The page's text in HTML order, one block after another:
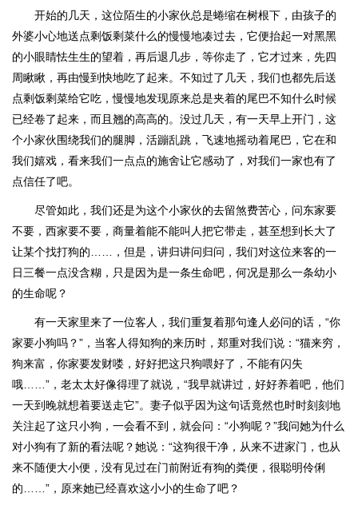
开始的几天，这位陌生的小家伙总是蜷缩在树根下，由孩子的
外婆小心地送点剩饭剩菜什么的慢慢地凑过去，它便抬起一对黑黑
的小眼睛怯生生的望着，再后退几步，等你走了，它才过来，先四
周瞅瞅，再由慢到快地吃了起来。不知过了几天，我们也都先后送
点剩饭剩菜给它吃，慢慢地发现原来总是夹着的尾巴不知什么时候
已经卷了起来，而且翘的高高的。没过几天，有一天早上开门，这
个小家伙围绕我们的腿脚，活蹦乱跳，飞速地摇动着尾巴，它在和
我们嬉戏，看来我们一点点的施舍让它感动了，对我们一家也有了
点信任了吧。
尽管如此，我们还是为这个小家伙的去留煞费苦心，问东家要
不要，西家要不要，商量着能不能叫人把它带走，甚至想到长大了
让某个找打狗的……，但是，讲归讲问归问，我们对这位来客的一
日三餐一点没含糊，只是因为是一条生命吧，何况是那么一条幼小
的生命呢？
有一天家里来了一位客人，我们重复着那句逢人必问的话，“你
家要小狗吗？”，当客人得知狗的来历时，郑重对我们说：“猫来穷，
狗来富，你家要发财喽，好好把这只狗喂好了，不能有闪失
哦……”，老太太好像得理了就说，“我早就讲过，好好养着吧，他们
一天到晚就想着要送走它”。妻子似乎因为这句话竟然也时时刻刻地
关注起了这只小狗，一会看不到，就会问：“小狗呢？”我问她为什么
对小狗有了新的看法呢？她说：“这狗很干净，从来不进家门，也从
来不随便大小便，没有见过在门前附近有狗的粪便，很聪明伶俐
的……”，原来她已经喜欢这小小的生命了吧？